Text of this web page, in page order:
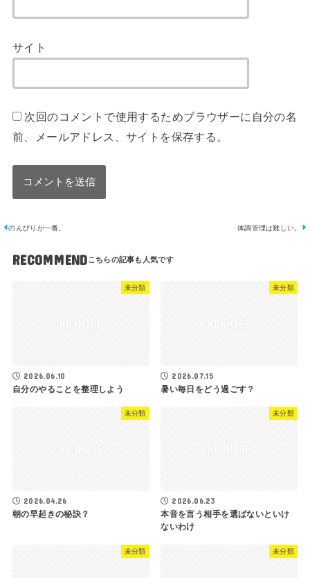
サイト
次回のコメントで使用するためブラウザーに自分の名
前、メールアドレス、サイトを保存する。
のんびりが一番。 体調管理は難しい。
RECOMMEND
未分類
2026.06.10
自分のやることを整理しよう
未分類
2026.07.15
暑い毎日をどう過ごす？
未分類
2026.04.26
朝の早起きの秘訣？
未分類
2026.06.23
本音を言う相手を選ばないといけ
ないわけ
未分類 未分類